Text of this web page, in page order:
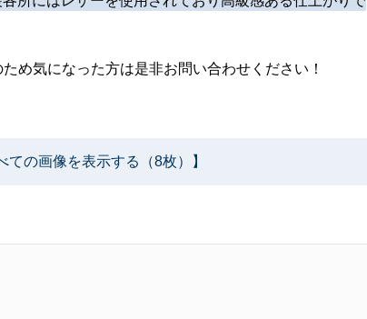
め気になった方は是非お問い合わせください！
ての画像を表示する（8枚）】